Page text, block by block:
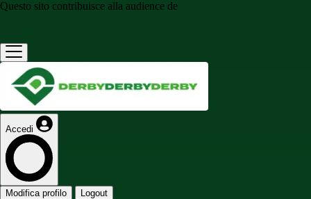
Questo sito contribuisce alla audience de
Accedi
Modifica profilo Logout